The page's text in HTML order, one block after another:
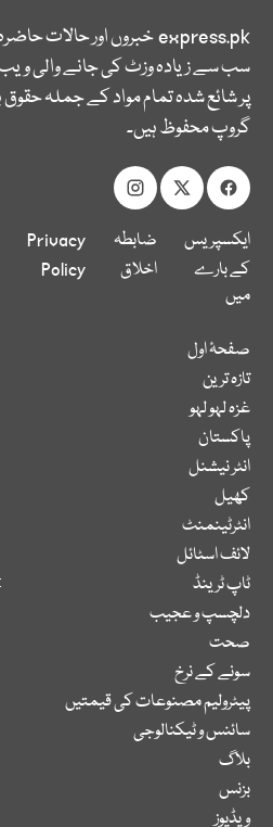
express.pkخبروں اور حالات
سب سے زیادہ وزٹ کی جانے والی
پر شائع شدہ تمام مواد کے جملہ
گروپ محفوظ ہیں۔
ایکسپریس
کے بارے
میں
ضابطہ
اخلاق
Privacy
Policy
صفحۂ اول
تازہ ترین
غزہ لہو لہو
پاکستان
انٹر نیشنل
کھیل
انٹرٹینمنٹ
لائف اسٹائل
ٹاپ ٹرینڈ
دلچسپ و عجیب
صحت
سونے کے نرخ
پیٹرولیم مصنوعات کی قیمتیں
سائنس و ٹیکنالوجی
بلاگ
بزنس
ویڈیوز